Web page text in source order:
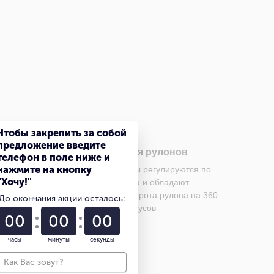
вилы и
и
Захват для рулонов
Рулонные захваты регулируются по
силе захвата и обладают
возможностью поворота рулона на 360
градусов
закрепить за собой
введите
в поле ниже и
на кнопку
окончания акции осталось:
00
часы
00
минуты
00
секунды